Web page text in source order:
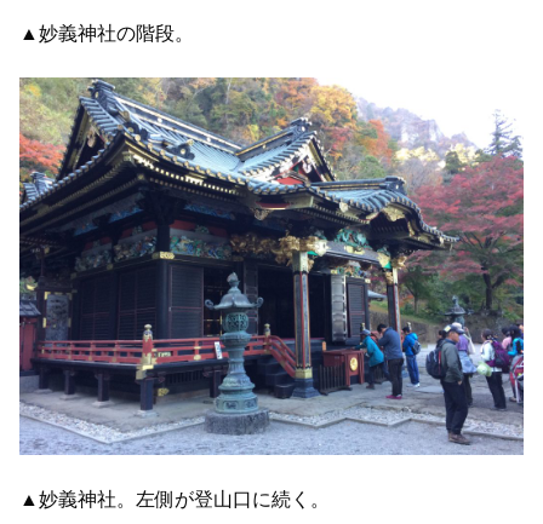
▲妙義神社の階段。
▲妙義神社。左側が登山口に続く。